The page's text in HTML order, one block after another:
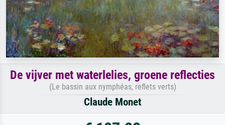
De vijver met waterlelies, groene reflecties
(Le bassin aux nymphéas, reflets verts)
Claude Monet